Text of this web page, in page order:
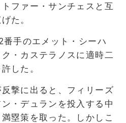
ファー・サンチェスと互
た。
手のエメット・シーハ
・カステラノスに適時二
した。
撃に出ると、フィリーズ
・デュランを投入する中
塁策を取った。しかしこ